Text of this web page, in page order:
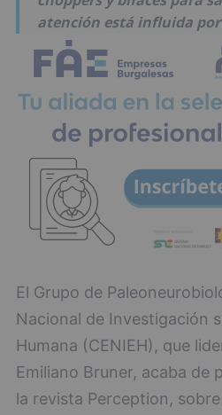
atención está influida
El Grupo de
Nacional de Investigación
Humana (CENIEH), que
Emiliano Bruner, acaba de
la revista Perception,